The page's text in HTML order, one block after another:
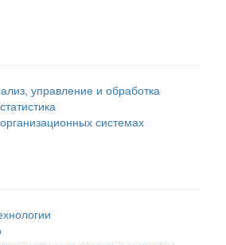
управление и обработка
системах